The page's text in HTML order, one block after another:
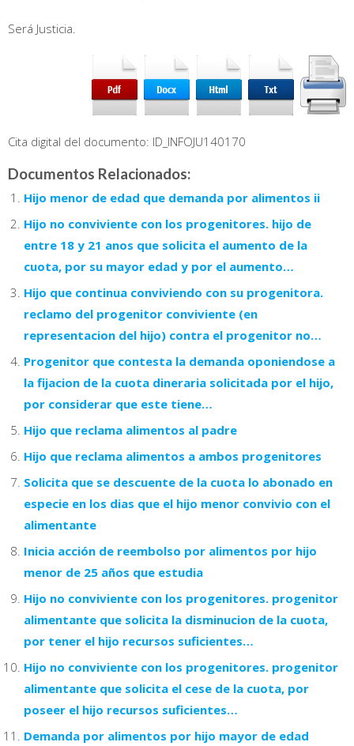
Será Justicia.
Cita digital del documento: ID_INFOJU140170
Documentos Relacionados:
Hijo menor de edad que demanda por alimentos ii
Hijo no conviviente con los progenitores. hijo de
entre 18 y 21 anos que solicita el aumento de la
cuota, por su mayor edad y por el aumento…
Hijo que continua conviviendo con su progenitora.
reclamo del progenitor conviviente (en
representacion del hijo) contra el progenitor no…
Progenitor que contesta la demanda oponiendose a
la fijacion de la cuota dineraria solicitada por el hijo,
por considerar que este tiene…
Hijo que reclama alimentos al padre
Hijo que reclama alimentos a ambos progenitores
Solicita que se descuente de la cuota lo abonado en
especie en los dias que el hijo menor convivio con el
alimentante
Inicia acción de reembolso por alimentos por hijo
menor de 25 años que estudia
Hijo no conviviente con los progenitores. progenitor
alimentante que solicita la disminucion de la cuota,
por tener el hijo recursos suficientes…
Hijo no conviviente con los progenitores. progenitor
alimentante que solicita el cese de la cuota, por
poseer el hijo recursos suficientes…
Demanda por alimentos por hijo mayor de edad